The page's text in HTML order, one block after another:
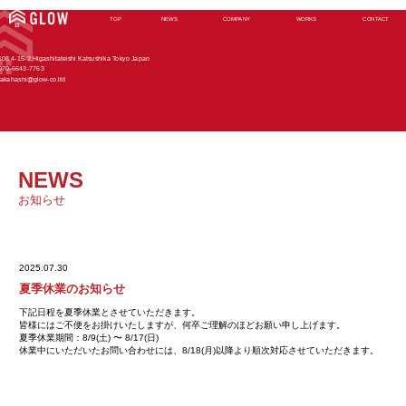
TOP NEWS COMPANY WORKS CONTACT
4-15-2 Higashitateishi Katsushika Tokyo Japan
6643-7763
co.ltd
NEWS
お知らせ
2025.07.30
夏季休業のお知らせ
下記日程を夏季休業とさせていただきます。
皆様にはご不便をお掛けいたしますが、何卒ご理解のほどお願い申し上げます。
夏季休業期間：8/9(土) 〜 8/17(日)
休業中にいただいたお問い合わせには、8/18(月)以降より順次対応させていただきます。